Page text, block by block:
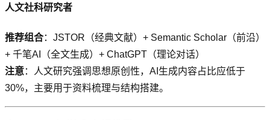
人文社科研究者
推荐组合：JSTOR（经典文献）+ Semantic Scholar（前沿）
+ 千笔AI（全文生成）+ ChatGPT（理论对话）
注意：人文研究强调思想原创性，AI生成内容占比应低于
30%，主要用于资料梳理与结构搭建。